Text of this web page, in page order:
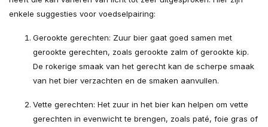
enkele suggesties voor voedselpairing:
Gerookte gerechten: Zuur bier gaat goed samen met
gerookte gerechten, zoals gerookte zalm of gerookte kip.
De rokerige smaak van het gerecht kan de scherpe smaak
van het bier verzachten en de smaken aanvullen.
Vette gerechten: Het zuur in het bier kan helpen om vette
gerechten in evenwicht te brengen, zoals paté, foie gras of